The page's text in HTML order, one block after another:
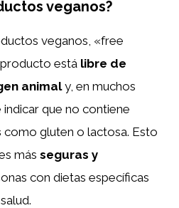
veganos?
veganos, «free
está libre de
animaly, en muchos
que no contiene
como gluten o lactosa. Esto
más seguras y
con dietas específicas